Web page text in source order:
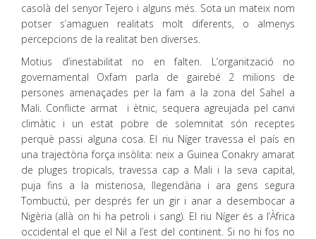
casolà del senyor Tejero i alguns més. Sota un mateix nom
potser s’amaguen realitats molt diferents, o almenys
percepcions de la realitat ben diverses.
Motius d’inestabilitat no en falten. L’organització no
governamental Oxfam parla de gairebé 2 milions de
persones amenaçades per la fam a la zona del Sahel a
Mali. Conflicte armat i ètnic, sequera agreujada pel canvi
climàtic i un estat pobre de solemnitat són receptes
perquè passi alguna cosa. El riu Níger travessa el país en
una trajectòria força insòlita: neix a Guinea Conakry amarat
de pluges tropicals, travessa cap a Mali i la seva capital,
puja fins a la misteriosa, llegendària i ara gens segura
Tombuctú, per després fer un gir i anar a desembocar a
Nigèria (allà on hi ha petroli i sang). El riu Níger és a l’Àfrica
occidental el que el Nil a l’est del continent. Si no hi fos no